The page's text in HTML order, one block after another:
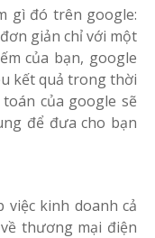
gì đó trên google:
giản chỉ với một
của bạn, google
kết quả trong thời
của google sẽ
để đưa cho bạn
kinh doanh cả
thương mại điện